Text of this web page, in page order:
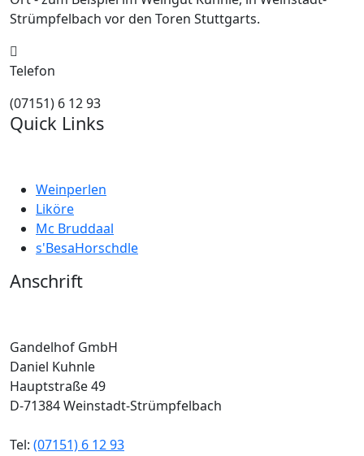
Strümpfelbach vor den Toren Stuttgarts.
Telefon
(07151) 6 12 93
Quick Links
Weinperlen
Liköre
Mc Bruddaal
s'BesaHorschdle
Anschrift
Gandelhof GmbH
Daniel Kuhnle
Hauptstraße 49
D-71384 Weinstadt-Strümpfelbach
Tel: (07151) 6 12 93